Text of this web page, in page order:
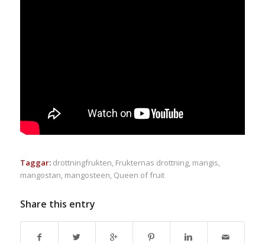
Taggar: drottningfrukten, Frukternas drottning, mangis,
mangostan, mangosteen, Queen of fruit
Share this entry